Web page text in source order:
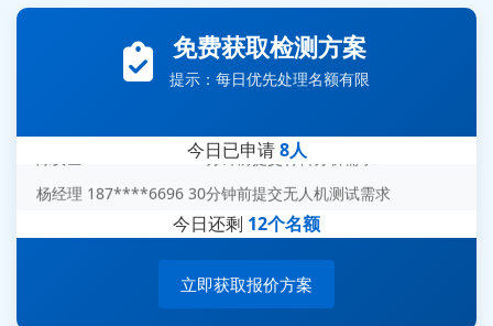
免费获取检测方案
提示：每日优先处理名额有限
今日已申请8人
王经理 186****9012 7分钟前提交并网/涉网试验需求
赵总 135****7688 12分钟前提交芯片失效分析需求
陈女士 158****1887 25分钟前提交材料分析需求
周总 136****0539 35分钟前提交机器人测试需求
今日还剩 12个名额
立即获取报价方案